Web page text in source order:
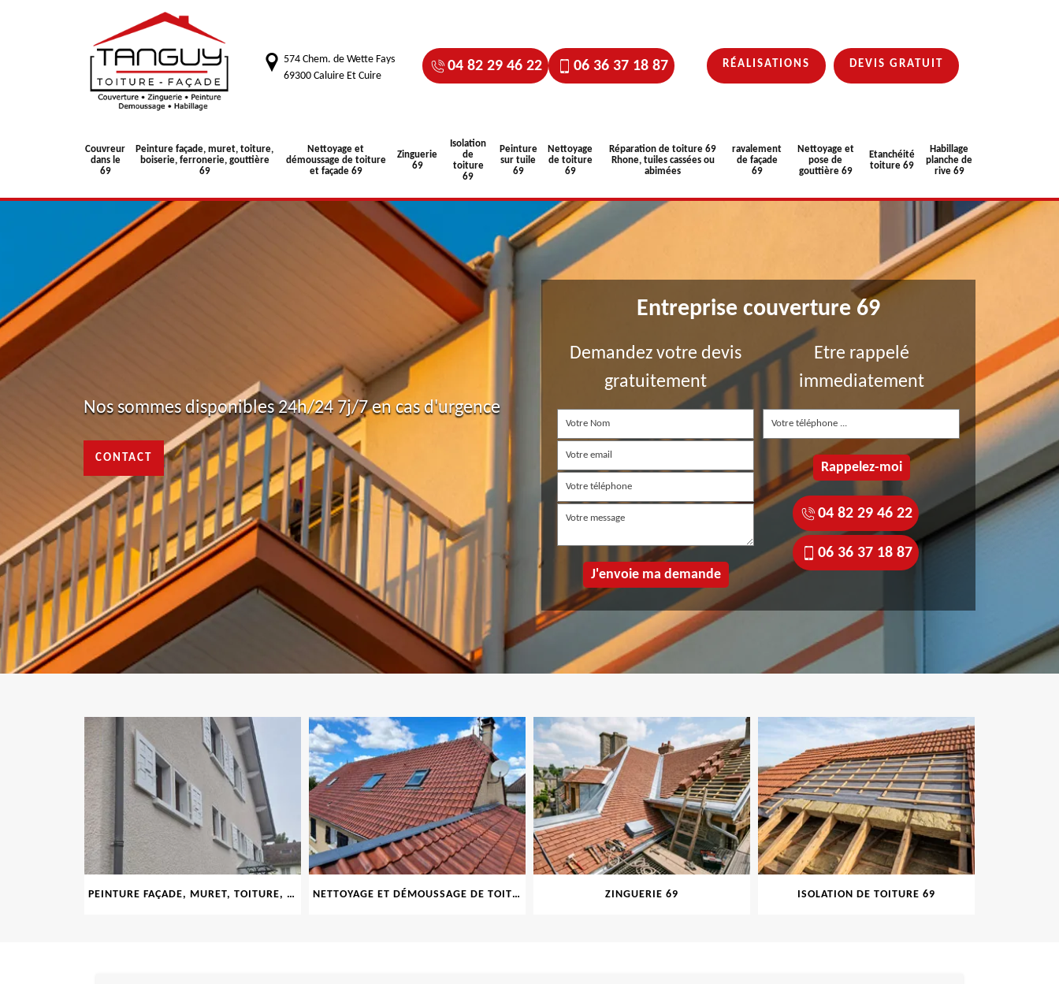
574 Chem. de Wette Fays
69300 Caluire Et Cuire
04 82 29 46 22 06 36 37 18 87 RÉALISATIONS DEVIS GRATUIT
Couvreur
dans le
69
Peinture façade, muret, toiture,
boiserie, ferronerie, gouttière
69
Nettoyage et
démoussage de toiture
et façade 69
Zinguerie
69
Isolation
de
toiture
69
Peinture
sur tuile
69
Nettoyage
de toiture
69
Réparation de toiture 69
Rhone, tuiles cassées ou
abimées
ravalement
de façade
69
Nettoyage et
pose de
gouttière 69
Etanchéité
toiture 69
Habillage
planche de
rive 69
Nos sommes disponibles 24h/24 7j/7 en cas d'urgence
CONTACT
Entreprise couverture 69
Demandez votre devis
gratuitement
Etre rappelé
immediatement
04 82 29 46 22
06 36 37 18 87
PEINTURE FAÇADE, MURET, TOITURE, BOISERIE, FERRONERIE, GOUTTIÈRE 69 NETTOYAGE ET DÉMOUSSAGE DE TOITURE ET FAÇADE 69 ZINGUERIE 69 ISOLATION DE TOITURE 69